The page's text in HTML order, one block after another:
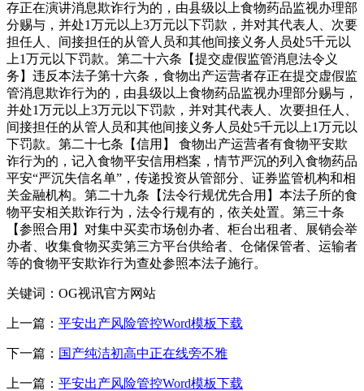
存正在演讲消息欺诈行为的，由县级以上食物药品监视办理部
分赐与，并处1万元以上3万元以下罚款，并对其代表人、次要
担任人、间接担任的从管人员和其他间接义务人员处5千元以
上1万元以下罚款。第二十六条【提交虚假监管消息法令义
务】违反本法子第十六条，食物出产运营者存正在提交虚假监
管消息欺诈行为的，由县级以上食物药品监视办理部分赐与，
并处1万元以上3万元以下罚款，并对其代表人、次要担任人、
间接担任的从管人员和其他间接义务人员处5千元以上1万元以
下罚款。第二十七条【信用】 食物出产运营者有食物平安欺
诈行为的，记入食物平安信用档案，情节严沉的列入食物药品
平安“严沉失信名单”，传递投资从管部分、证券监管机构和相
关金融机构。第二十九条【法令行规优先合用】本法子所的食
物平安相关欺诈行为，法令行规有的，依关处置。第三十条
【参照合用】对集中买卖市场创办者、柜台出租者、展销会举
办者、收集食物买卖第三方平台供给者、仓储保管者、运输者
等的食物平安欺诈行为查处参照本法子施行。
关键词：OG视讯官方网站
上一篇： 平安出产风险管控Word模板下载
下一篇： 国产纯洁初高中正在线旁不雅
上一篇： 平安出产风险管控Word模板下载